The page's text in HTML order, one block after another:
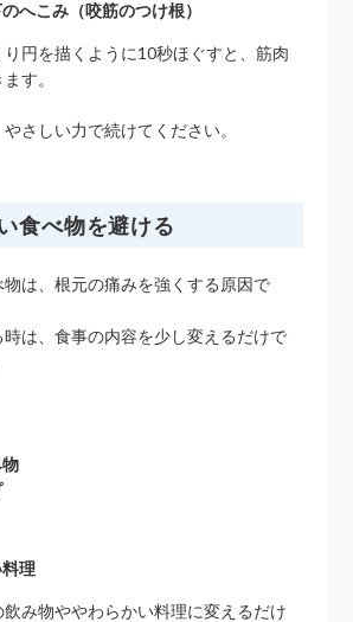
へこみ（咬筋のつけ根）
円を描くように10秒ほぐすと、筋肉
す。
さしい力で続けてください。
食べ物を避ける
は、根元の痛みを強くする原因で
は、食事の内容を少し変えるだけで
理
み物ややわらかい料理に変えるだけ